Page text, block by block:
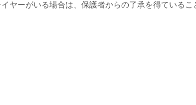
ヤーがいる場合は、保護者からの了承を得ているこ